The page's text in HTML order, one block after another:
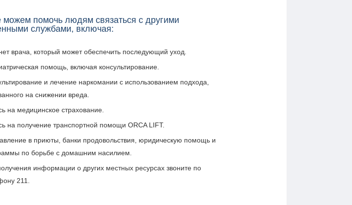
помочь людям связаться с другими
службами, включая:
врача, который может обеспечить последующий уход.
помощь, включая консультирование.
и лечение наркомании с использованием подхода,
на снижении вреда.
на медицинское страхование.
на получение транспортной помощи ORCA LIFT.
в приюты, банки продовольствия, юридическую помощь и
по борьбе с домашним насилием.
информации о других местных ресурсах звоните по
211.